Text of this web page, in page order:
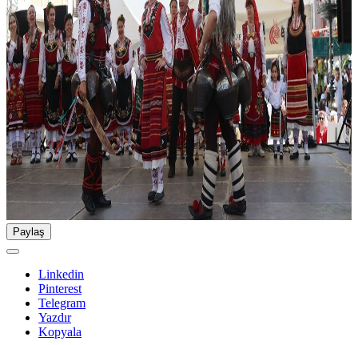
Paylaş
Linkedin
Pinterest
Telegram
Yazdır
Kopyala